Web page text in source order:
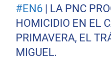
#EN6 | LA PNC
HOMICIDIO EN EL
PRIMAVERA, EL
MIGUEL.